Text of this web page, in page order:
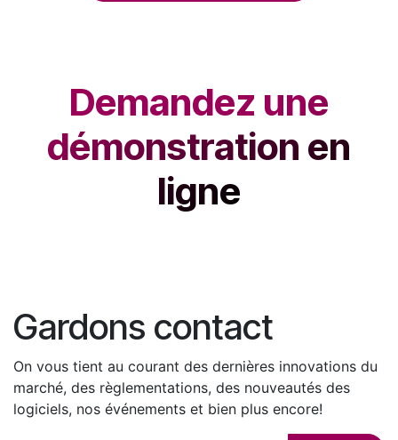
Demandez une
démonstration en
ligne
Gardons contact
On vous tient au courant des dernières innovations du
marché, des règlementations, des nouveautés des
logiciels, nos événements et bien plus encore!